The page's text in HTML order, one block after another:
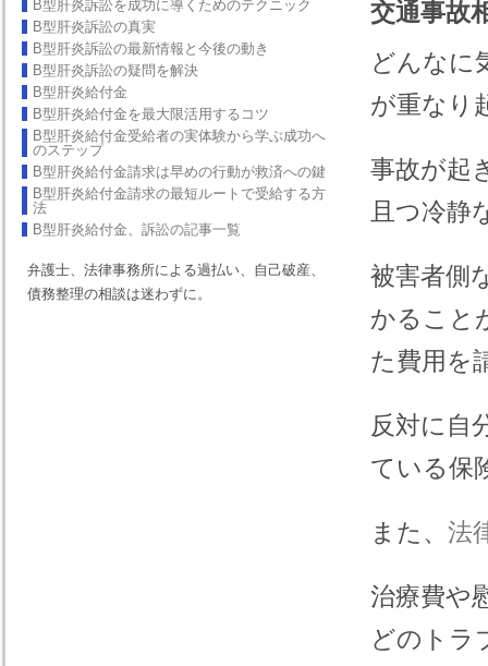
B型肝炎訴訟を成功に導くためのテクニック
B型肝炎訴訟の真実
B型肝炎訴訟の最新情報と今後の動き
B型肝炎訴訟の疑問を解決
B型肝炎給付金
B型肝炎給付金を最大限活用するコツ
B型肝炎給付金受給者の実体験から学ぶ成功へ
のステップ
B型肝炎給付金請求は早めの行動が救済への鍵
B型肝炎給付金請求の最短ルートで受給する方
法
B型肝炎給付金、訴訟の記事一覧
弁護士、法律事務所による過払い、自己破産、
債務整理の相談は迷わずに。
交通事故
どんなに
が重なり
事故が起
且つ冷静
被害者側
かること
た費用を
反対に自
ている保
また、 法
治療費や
どのトラ